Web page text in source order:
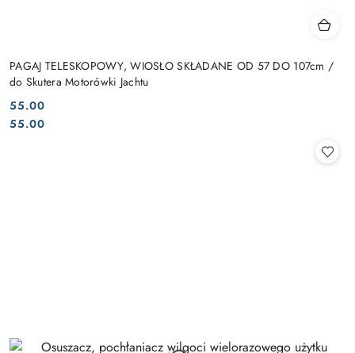
PAGAJ TELESKOPOWY, WIOSŁO SKŁADANE OD 57 DO 107cm /
do Skutera Motorówki Jachtu
Cena:
55.00
Cena:
55.00